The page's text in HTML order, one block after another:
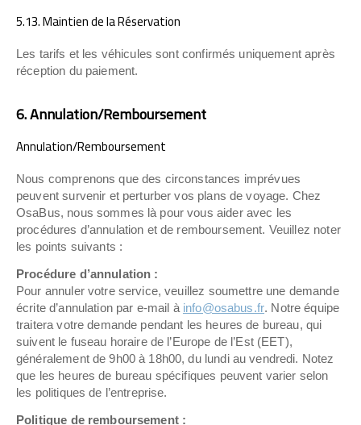
5.13. Maintien de la Réservation
Les tarifs et les véhicules sont confirmés uniquement après
réception du paiement.
6. Annulation/Remboursement
Annulation/Remboursement
Nous comprenons que des circonstances imprévues
peuvent survenir et perturber vos plans de voyage. Chez
OsaBus, nous sommes là pour vous aider avec les
procédures d’annulation et de remboursement. Veuillez noter
les points suivants :
Procédure d’annulation :
Pour annuler votre service, veuillez soumettre une demande
écrite d’annulation par e-mail à info@osabus.fr. Notre équipe
traitera votre demande pendant les heures de bureau, qui
suivent le fuseau horaire de l’Europe de l’Est (EET),
généralement de 9h00 à 18h00, du lundi au vendredi. Notez
que les heures de bureau spécifiques peuvent varier selon
les politiques de l’entreprise.
Politique de remboursement :